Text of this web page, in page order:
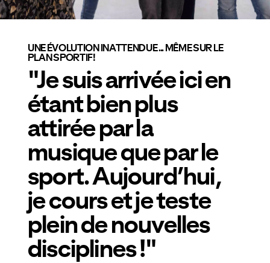
UNE ÉVOLUTION INATTENDUE ... MÊME SUR LE
PLAN SPORTIF!
"Je suis arrivée ici en
étant bien plus
attirée par la
musique que par le
sport. Aujourd’hui,
je cours et je teste
plein de nouvelles
disciplines !"